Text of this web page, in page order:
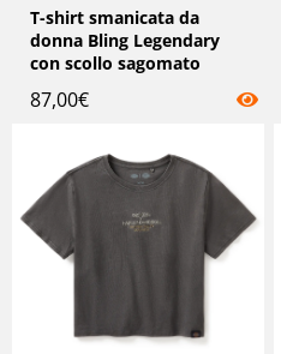
T-shirt smanicata da
donna Bling Legendary
con scollo sagomato
87,00€